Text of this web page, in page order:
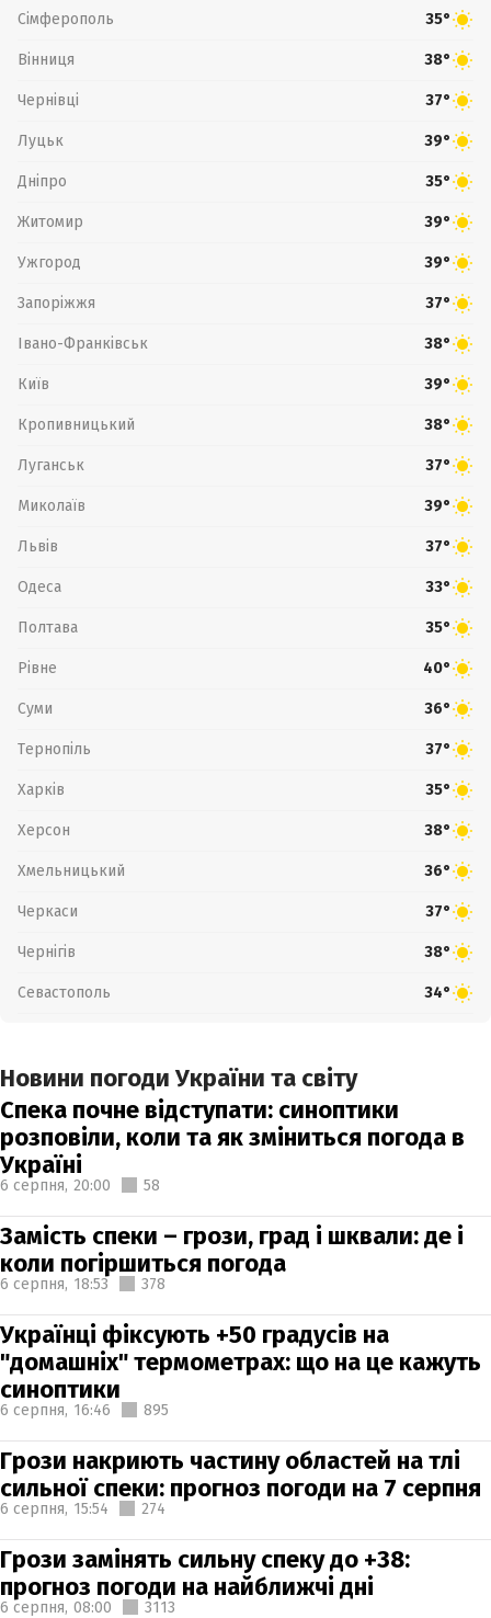
Сімферополь 35°
Вінниця 38°
Чернівці 37°
Луцьк 39°
Дніпро 35°
Житомир 39°
Ужгород 39°
Запоріжжя 37°
Івано-Франківськ 38°
Київ 39°
Кропивницький 38°
Луганськ 37°
Миколаїв 39°
Львів 37°
Одеса 33°
Полтава 35°
Рівне 40°
Суми 36°
Тернопіль 37°
Харків 35°
Херсон 38°
Хмельницький 36°
Черкаси 37°
Чернігів 38°
Севастополь 34°
Новини погоди України та світу
Спека почне відступати: синоптики
розповіли, коли та як зміниться погода в
Україні
6 серпня, 20:00 58
Замість спеки – грози, град і шквали: де і
коли погіршиться погода
6 серпня, 18:53 378
Українці фіксують +50 градусів на
"домашніх" термометрах: що на це кажуть
синоптики
6 серпня, 16:46 895
Грози накриють частину областей на тлі
сильної спеки: прогноз погоди на 7 серпня
6 серпня, 15:54 274
Грози замінять сильну спеку до +38:
прогноз погоди на найближчі дні
6 серпня, 08:00 3113